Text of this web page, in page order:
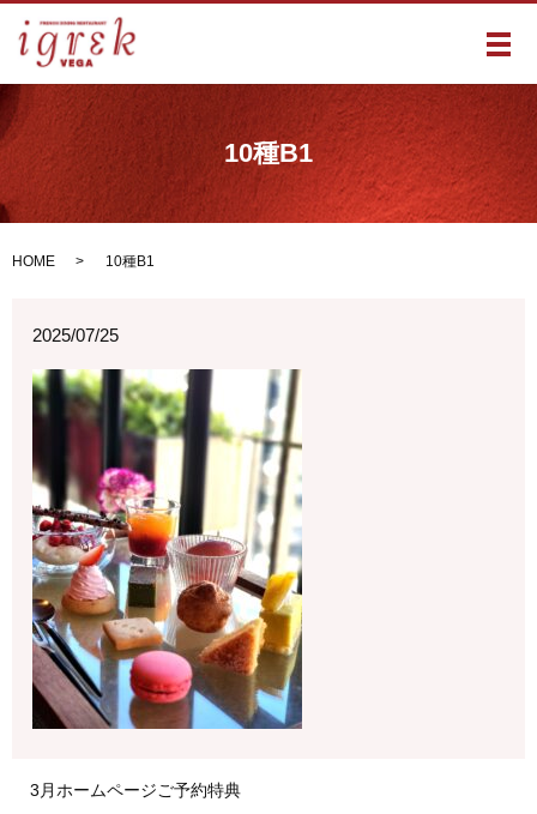
メ
10種B1
HOME 10種B1
2025/07/25
3月ホームページご予約特典